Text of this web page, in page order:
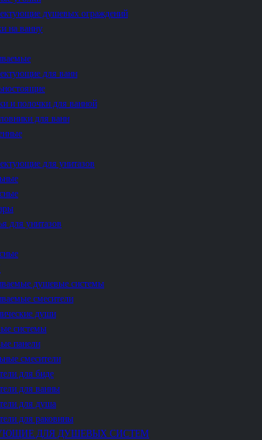
душевых ограждений
на ванну
для ванн
и полочки для ванной
для ванн
для унитазов
для унитазов
душевые системы
смесители
души
системы
панели
смесители
для биде
для ванны
для душа
для раковины
ДЛЯ ДУШЕВЫХ СИСТЕМ